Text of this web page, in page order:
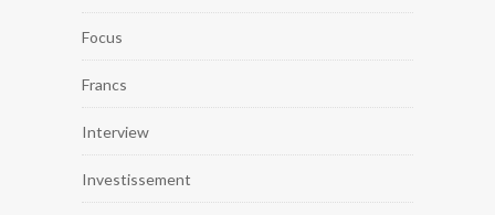
Focus
Francs
Interview
Investissement